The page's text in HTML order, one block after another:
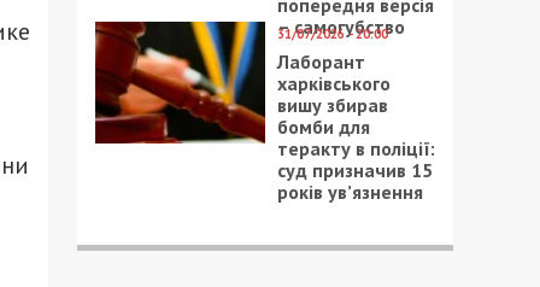
– самогубство
31/07/2026 - 20:00
Лаборант
харківського
вишу збирав
бомби для
теракту в поліції:
суд призначив 15
років ув’язнення